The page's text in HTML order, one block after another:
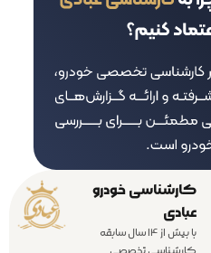
کارشناسی خودرو
عبادی
با بیش از 14 سال سابقه